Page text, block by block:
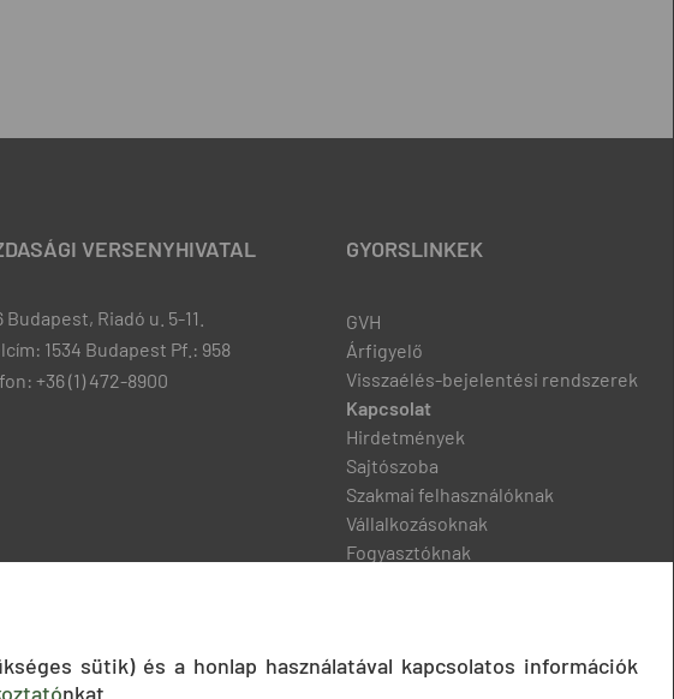
VERSENYHIVATAL
Budapest, Riadó u. 5-11.
1534 Budapest Pf.: 958
+36 (1) 472-8900
GYORSLINKEK
GVH
Árfigyelő
Visszaélés-bejelentési rendszerek
Kapcsolat
Hirdetmények
Sajtószoba
Szakmai felhasználóknak
Vállalkozásoknak
Fogyasztóknak
sütik) és a honlap használatával kapcsolatos információk
nkat.